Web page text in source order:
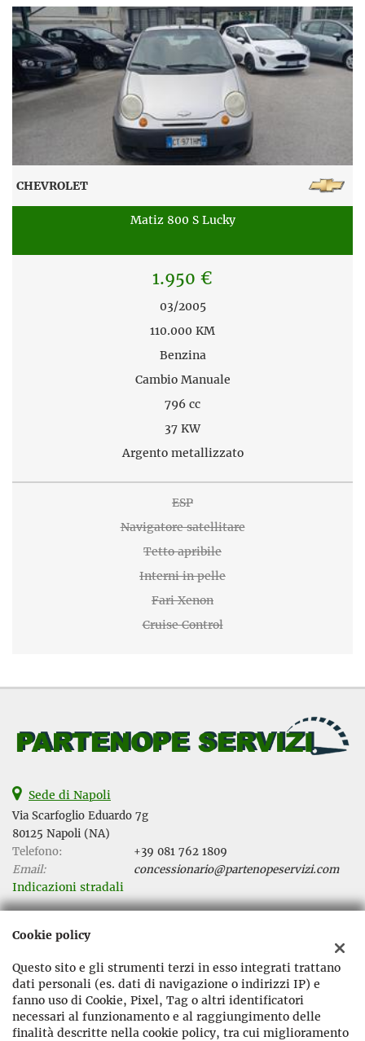
CHEVROLET
Matiz 800 S Lucky
1.950 €
03/2005
110.000 KM
Benzina
Cambio Manuale
796 cc
37 KW
Argento metallizzato
ESP
Navigatore satellitare
Tetto apribile
Interni in pelle
Fari Xenon
Cruise Control
Sede di Napoli
Via Scarfoglio Eduardo 7g
80125 Napoli (NA)
Telefono:
+39 081 762 1809
Email:
concessionario@partenopeservizi.com
Indicazioni stradali
Dati fiscali:
Partenope Servizi Srl
Via Scarfoglio Eduardo 7g, Napoli (NA)
C.F/P.IVA: 08371021216
Registro delle imprese:NA
Cookie policy
Questo sito e gli strumenti terzi in esso integrati trattano
dati personali (es. dati di navigazione o indirizzi IP) e
fanno uso di Cookie, Pixel, Tag o altri identificatori
necessari al funzionamento e al raggiungimento delle
finalità descritte nella cookie policy, tra cui miglioramento